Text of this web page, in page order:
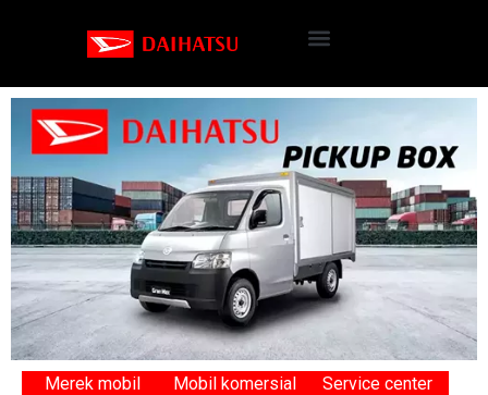
Merek mobil
Mobil komersial
Service center